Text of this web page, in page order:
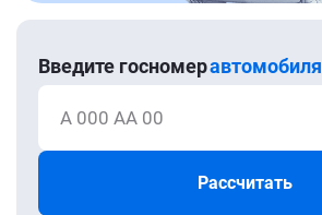
Введите госномеравтомобиля
А 000 АА 00
Рассчитать